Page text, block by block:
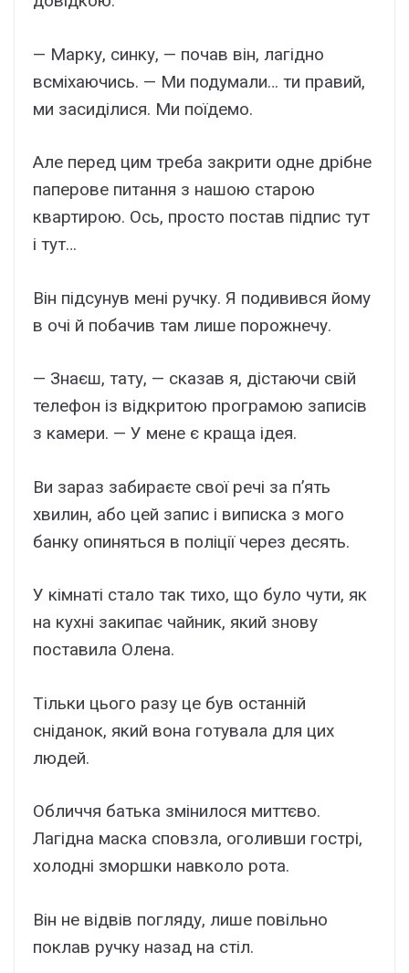
— Марку, синку, — почав він, лагідно
всміхаючись. — Ми подумали… ти правий,
ми засиділися. Ми поїдемо.
Але перед цим треба закрити одне дрібне
паперове питання з нашою старою
квартирою. Ось, просто постав підпис тут
і тут…
Він підсунув мені ручку. Я подивився йому
в очі й побачив там лише порожнечу.
— Знаєш, тату, — сказав я, дістаючи свій
телефон із відкритою програмою записів
з камери. — У мене є краща ідея.
Ви зараз забираєте свої речі за п’ять
хвилин, або цей запис і виписка з мого
банку опиняться в поліції через десять.
У кімнаті стало так тихо, що було чути, як
на кухні закипає чайник, який знову
поставила Олена.
Тільки цього разу це був останній
сніданок, який вона готувала для цих
людей.
Обличчя батька змінилося миттєво.
Лагідна маска сповзла, оголивши гострі,
холодні зморшки навколо рота.
Він не відвів погляду, лише повільно
поклав ручку назад на стіл.